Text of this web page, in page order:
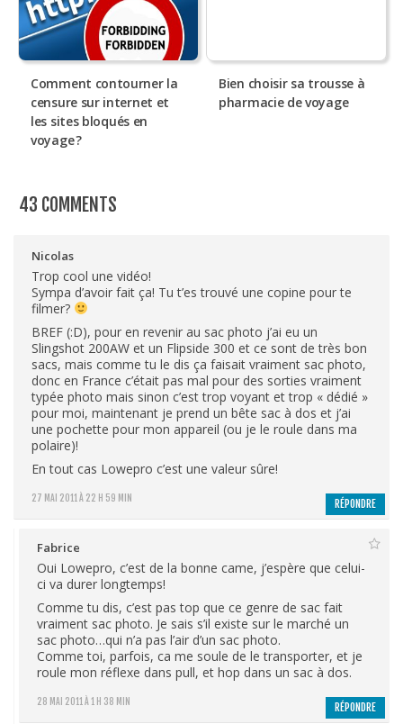
Comment contourner la
censure sur internet et
les sites bloqués en
voyage ?
Bien choisir sa trousse à
pharmacie de voyage
43 COMMENTS
Nicolas
27 MAI 2011 À 22 H 59 MIN
Trop cool une vidéo!
Sympa d’avoir fait ça! Tu t’es trouvé une copine pour te
filmer?
BREF (:D), pour en revenir au sac photo j’ai eu un
Slingshot 200AW et un Flipside 300 et ce sont de très bon
sacs, mais comme tu le dis ça faisait vraiment sac photo,
donc en France c’était pas mal pour des sorties vraiment
typée photo mais sinon c’est trop voyant et trop « dédié »
pour moi, maintenant je prend un bête sac à dos et j’ai
une pochette pour mon appareil (ou je le roule dans ma
polaire)!
En tout cas Lowepro c’est une valeur sûre!
RÉPONDRE
Fabrice
28 MAI 2011 À 1 H 38 MIN
Oui Lowepro, c’est de la bonne came, j’espère que celui-
ci va durer longtemps!
Comme tu dis, c’est pas top que ce genre de sac fait
vraiment sac photo. Je sais s’il existe sur le marché un
sac photo…qui n’a pas l’air d’un sac photo.
Comme toi, parfois, ca me soule de le transporter, et je
roule mon réflexe dans pull, et hop dans un sac à dos.
RÉPONDRE